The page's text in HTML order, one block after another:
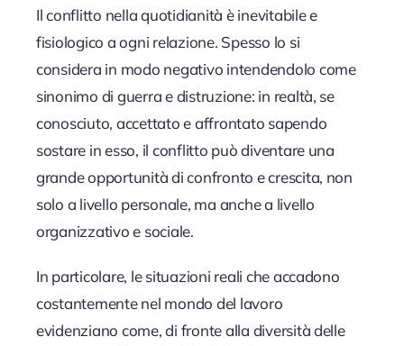
Il conflitto nella quotidianità è inevitabile e
fisiologico a ogni relazione. Spesso lo si
considera in modo negativo intendendolo come
sinonimo di guerra e distruzione: in realtà, se
conosciuto, accettato e affrontato sapendo
sostare in esso, il conflitto può diventare una
grande opportunità di confronto e crescita, non
solo a livello personale, ma anche a livello
organizzativo e sociale.
In particolare, le situazioni reali che accadono
costantemente nel mondo del lavoro
evidenziano come, di fronte alla diversità delle